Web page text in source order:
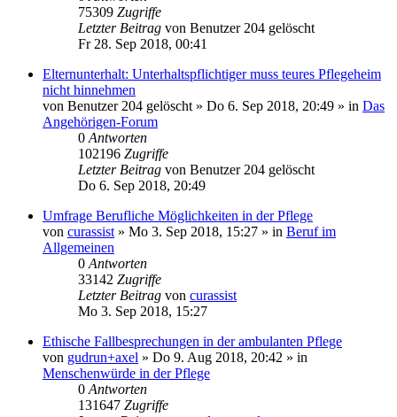
75309 Zugriffe
Letzter Beitrag von Benutzer 204 gelöscht
Fr 28. Sep 2018, 00:41
Elternunterhalt: Unterhaltspflichtiger muss teures Pflegeheim
nicht hinnehmen
von Benutzer 204 gelöscht » Do 6. Sep 2018, 20:49 » in Das
Angehörigen-Forum
0 Antworten
102196 Zugriffe
Letzter Beitrag von Benutzer 204 gelöscht
Do 6. Sep 2018, 20:49
Umfrage Berufliche Möglichkeiten in der Pflege
von curassist » Mo 3. Sep 2018, 15:27 » in Beruf im
Allgemeinen
0 Antworten
33142 Zugriffe
Letzter Beitrag von curassist
Mo 3. Sep 2018, 15:27
Ethische Fallbesprechungen in der ambulanten Pflege
von gudrun+axel » Do 9. Aug 2018, 20:42 » in
Menschenwürde in der Pflege
0 Antworten
131647 Zugriffe